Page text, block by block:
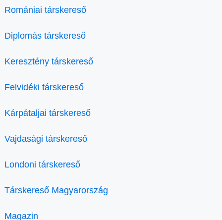
Romániai társkereső
Diplomás társkereső
Keresztény társkereső
Felvidéki társkereső
Kárpátaljai társkereső
Vajdasági társkereső
Londoni társkereső
Társkereső Magyarország
Magazin